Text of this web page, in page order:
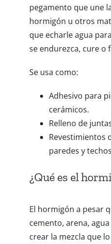
pegamento que une
hormigón u otros
que echarle agua
se endurezca, cure o
Se usa como:
Adhesivo para
cerámicos.
Relleno de
Revestimientos
paredes y
¿Qué es el
El hormigón a pesar
cemento, arena,
crear la mezcla que